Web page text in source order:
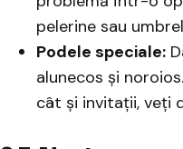
pelerine sau
Podele speciale:
alunecos și
cât și invitații, veți